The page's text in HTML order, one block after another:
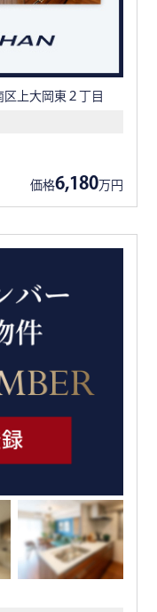
区上大岡東２丁目
価格6,180万円